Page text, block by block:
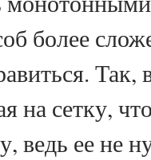
более
Так,
на сетку,
ведь ее не